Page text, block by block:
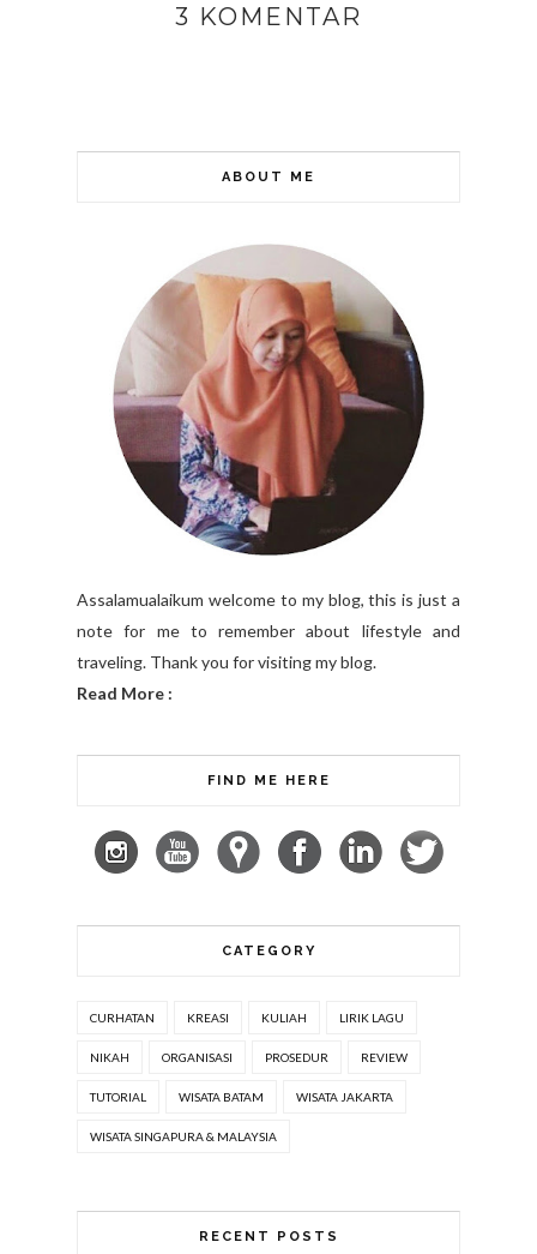
3 KOMENTAR
ABOUT ME
Assalamualaikum welcome to my blog, this is just a
note for me to remember about lifestyle and
traveling. Thank you for visiting my blog.
Read More :
FIND ME HERE
CATEGORY
CURHATAN KREASI KULIAH LIRIK LAGU
NIKAH ORGANISASI PROSEDUR REVIEW
TUTORIAL WISATA BATAM WISATA JAKARTA
WISATA SINGAPURA & MALAYSIA
RECENT POSTS